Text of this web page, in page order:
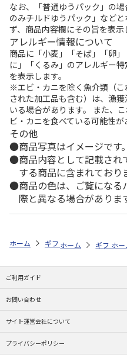
なお、「普通ゆうパック」の
のみチルドゆうパック」など
ず、商品内容欄にその旨を表示
アレルギー情報について
商品に「小麦」「そば」「卵
に」「くるみ」のアレルギー
を表示します。
※エビ・カニを除く魚介類（
された加工品も含む）は、漁
いる場合があります。 また、
ビ・カニを食べている可能性が
その他
商品写真はイメージです。
商品内容として記載さ
する商品に含まれており
商品の色は、ご覧になる
際と異なる場合がありま
ホーム ギフトストア お中元
ホーム ギフトス
ホー
ご利用ガイド
お問い合わせ
サイト運営会社について
プライバシーポリシー